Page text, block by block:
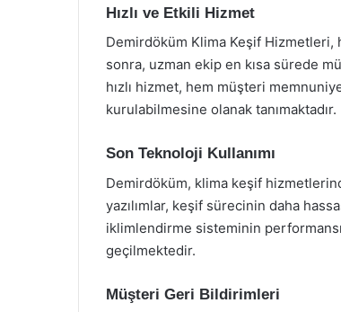
Hızlı ve Etkili Hizmet
Demirdöküm Klima Keşif Hizmetleri,
sonra, uzman ekip en kısa sürede
hızlı hizmet, hem müşteri
kurulabilmesine olanak tanımaktadır.
Son Teknoloji Kullanımı
Demirdöküm, klima keşif
yazılımlar, keşif sürecinin daha
iklimlendirme sisteminin
geçilmektedir.
Müşteri Geri Bildirimleri